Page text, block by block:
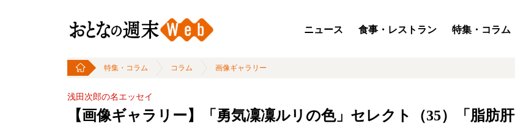
ニュース 食事・レストラン 特集・コラム
特集・コラム コラム 画像ギャラリー
浅田次郎の名エッセイ
【画像ギャラリー】「勇気凜凜ルリの色」セレクト（35）「脂肪肝